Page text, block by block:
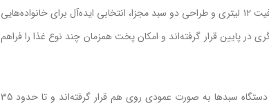
سرخ کن بدون روغن شیائومی مدل Xiaomi Smart Double Stack Air Fryer 12L MAF-DS1201 با ظرفیت ۱۲ لیتری و طراحی دو سبد مجزا، انتخابی ایده‌آل برای خانواده‌هایی
در پایین قرار گرفته‌اند و امکان پخت همزمان چند نوع غذا را فراهم
برخلاف مدل‌های معمولی که سبدها در کنار هم قرار می‌گیرند و فضای زیادی را اشغال می‌کنند، در این دستگاه سبدها به صورت عمودی روی هم قرار گرفته‌اند و تا حدود 35